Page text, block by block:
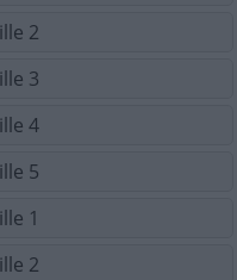
2
3
4
5
1
2